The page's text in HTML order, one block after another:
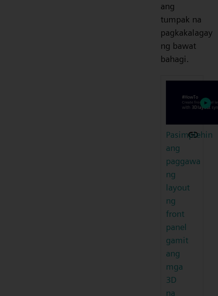
ang
tumpak na
pagkakalagay
ng bawat
bahagi.
Pasimplehin
ang
paggawa
ng
layout
ng
front
panel
gamit
ang
mga
3D
na